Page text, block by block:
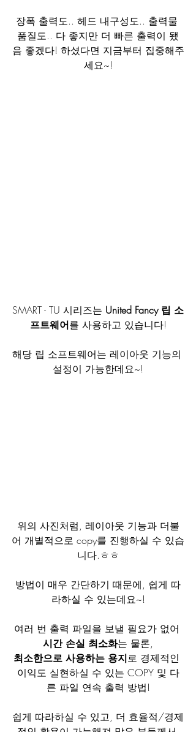
장폭 출력도.. 헤드 내구성도.. 출력물
품질도.. 다 좋지만 더 빠른 출력이 됐
음 좋겠다! 하셨다면 지금부터 집중해주
세요~!
SMART - TU 시리즈는 United Fancy 립 소
프트웨어를 사용하고 있습니다!
해당 립 소프트웨어는 레이아웃 기능의
설정이 가능한데요~!
위의 사진처럼, 레이아웃 기능과 더불
어 개별적으로 copy를 진행하실 수 있습
니다.ㅎㅎ
방법이 매우 간단하기 때문에, 쉽게 따
라하실 수 있는데요~!
여러 번 출력 파일을 보낼 필요가 없어
시간 손실 최소화는 물론,
최소한으로 사용하는 용지로 경제적인
이익도 실현하실 수 있는 COPY 및 다
른 파일 연속 출력 방법!
쉽게 따라하실 수 있고, 더 효율적/경제